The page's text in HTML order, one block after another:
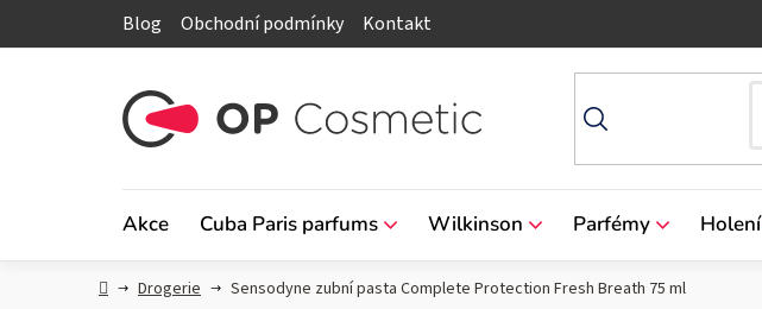
Blog Obchodní podmínky Kontakt
Akce Cuba Paris parfums Wilkinson Parfémy Holení
DomůDrogerie Sensodyne zubní pasta Complete Protection Fresh Breath 75 ml